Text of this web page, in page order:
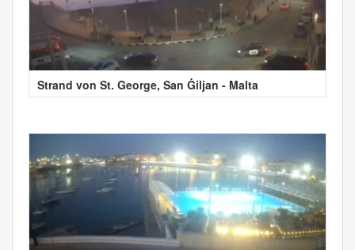
Strand von St. George, San Ġiljan - Malta